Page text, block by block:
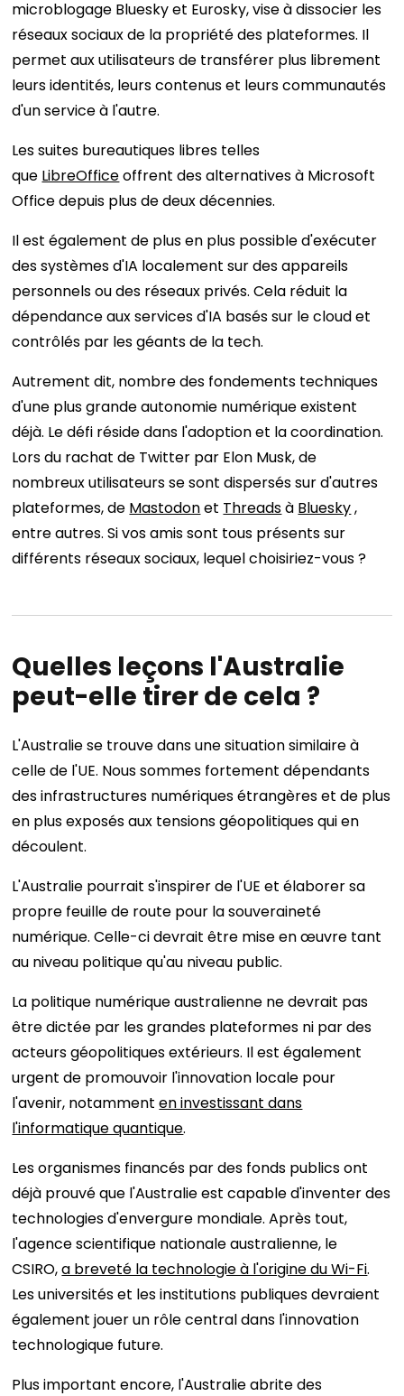
microblogage Bluesky et Eurosky, vise à dissocier les
réseaux sociaux de la propriété des plateformes. Il
permet aux utilisateurs de transférer plus librement
leurs identités, leurs contenus et leurs communautés
d'un service à l'autre.
Les suites bureautiques libres telles
que LibreOfficeoffrent des alternatives à Microsoft
Office depuis plus de deux décennies.
Il est également de plus en plus possible d'exécuter
des systèmes d'IA localement sur des appareils
personnels ou des réseaux privés. Cela réduit la
dépendance aux services d'IA basés sur le cloud et
contrôlés par les géants de la tech.
Autrement dit, nombre des fondements techniques
d'une plus grande autonomie numérique existent
déjà. Le défi réside dans l'adoption et la coordination.
Lors du rachat de Twitter par Elon Musk, de
nombreux utilisateurs se sont dispersés sur d'autres
plateformes, de Mastodonet Threadsà Bluesky,
entre autres. Si vos amis sont tous présents sur
différents réseaux sociaux, lequel choisiriez-vous ?
Quelles leçons l'Australie
peut-elle tirer de cela ?
L'Australie se trouve dans une situation similaire à
celle de l'UE. Nous sommes fortement dépendants
des infrastructures numériques étrangères et de plus
en plus exposés aux tensions géopolitiques qui en
découlent.
L'Australie pourrait s'inspirer de l'UE et élaborer sa
propre feuille de route pour la souveraineté
numérique. Celle-ci devrait être mise en œuvre tant
au niveau politique qu'au niveau public.
La politique numérique australienne ne devrait pas
être dictée par les grandes plateformes ni par des
acteurs géopolitiques extérieurs. Il est également
urgent de promouvoir l'innovation locale pour
l'avenir, notammenten investissant dans
l'informatique quantique.
Les organismes financés par des fonds publics ont
déjà prouvé que l'Australie est capable d'inventer des
technologies d'envergure mondiale. Après tout,
l'agence scientifique nationale australienne, le
CSIRO,a breveté la technologie à l'origine du Wi-Fi.
Les universités et les institutions publiques devraient
également jouer un rôle central dans l'innovation
technologique future.
Plus important encore, l'Australie abrite des